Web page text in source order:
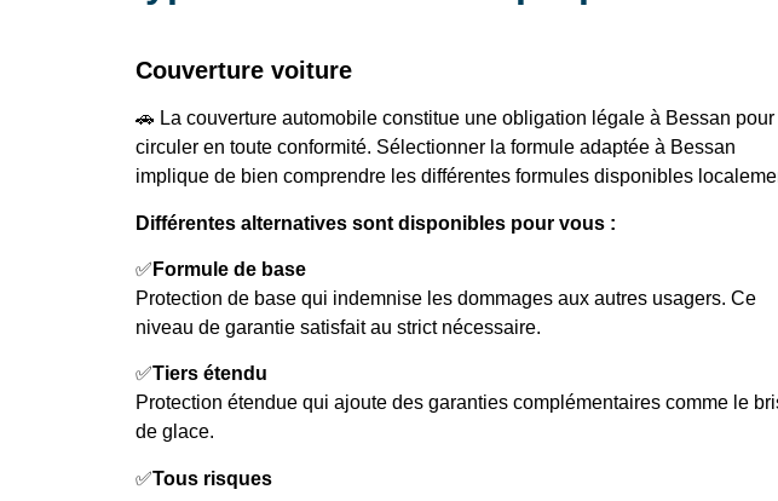
Couverture voiture
🚗 La couverture automobile constitue une obligation légale à Bessan pour
circuler en toute conformité. Sélectionner la formule adaptée à Bessan
implique de bien comprendre les différentes formules disponibles
Différentes alternatives sont disponibles pour vous :
✅ Formule de base
Protection de base qui indemnise les dommages aux autres usagers. Ce
niveau de garantie satisfait au strict nécessaire.
✅Tiers étendu
Protection étendue qui ajoute des garanties complémentaires comme le
de glace.
✅Tous risques